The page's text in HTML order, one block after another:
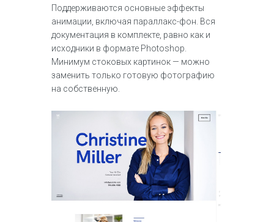
Поддерживаются основные эффекты
анимации, включая параллакс-фон. Вся
документация в комплекте, равно как и
исходники в формате Photoshop.
Минимум стоковых картинок — можно
заменить только готовую фотографию
на собственную.